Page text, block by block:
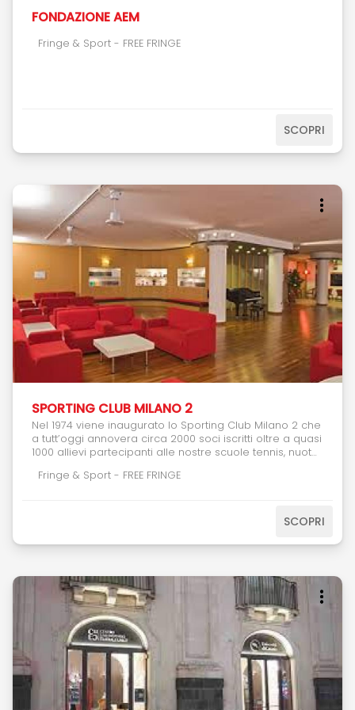
FONDAZIONE AEM
Fringe & Sport - FREE FRINGE
SCOPRI
SPORTING CLUB MILANO 2
Nel 1974 viene inaugurato lo Sporting Club Milano 2 che
a tutt’oggi annovera circa 2000 soci iscritti oltre a quasi
1000 allievi partecipanti alle nostre scuole tennis, nuoto,
1.800 nuclei familiari). Lo Sporting Club Milano 2 nasce
Fringe & Sport - FREE FRINGE
SCOPRI